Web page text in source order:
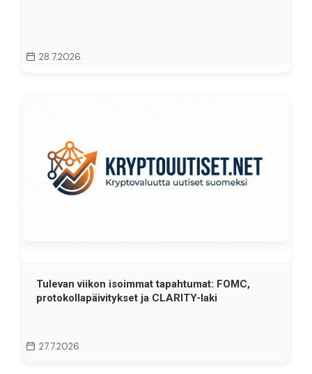
28.7.2026
Tulevan viikon isoimmat tapahtumat: FOMC,
protokollapäivitykset ja CLARITY-laki
27.7.2026